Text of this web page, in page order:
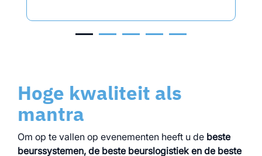
Hoge kwaliteit als
mantra
Om op te vallen op evenementen heeft u de beste
beurssystemen, de beste beurslogistiek en de beste